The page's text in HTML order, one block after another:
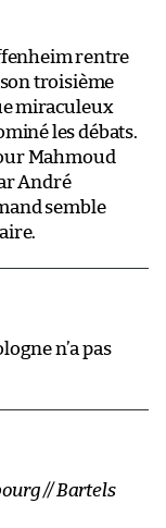
rentre
troisième
miraculeux
les débats.
Mahmoud
André
semble
n’a pas
// Bartels